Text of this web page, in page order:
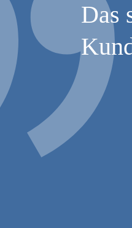
Das